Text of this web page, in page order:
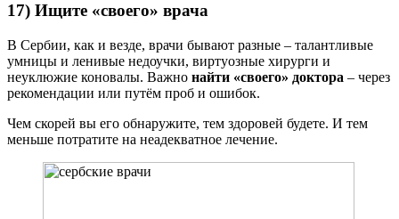
17) Ищите «своего» врача
В Сербии, как и везде, врачи бывают разные – талантливые
умницы и ленивые недоучки, виртуозные хирурги и
неуклюжие коновалы. Важно найти «своего» доктора – через
рекомендации или путём проб и ошибок.
Чем скорей вы его обнаружите, тем здоровей будете. И тем
меньше потратите на неадекватное лечение.